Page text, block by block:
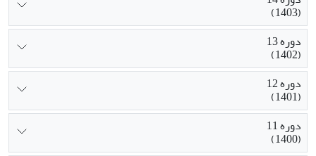
(1403)
دوره 13
(1402)
دوره 12
(1401)
دوره 11
(1400)